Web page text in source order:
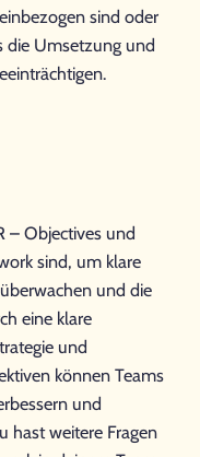
sind oder
die Umsetzung und
– Objectives und
sind, um klare
und die
eine klare
und
können Teams
und
hast weitere Fragen